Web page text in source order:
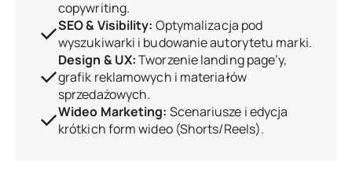
copywriting.
SEO & Visibility: Optymalizacja pod
wyszukiwarki i budowanie autorytetu marki.
Design & UX:Tworzenie landing page’y,
grafik reklamowych i materiałów
sprzedażowych.
Wideo Marketing: Scenariusze i edycja
krótkich form wideo (Shorts/Reels).